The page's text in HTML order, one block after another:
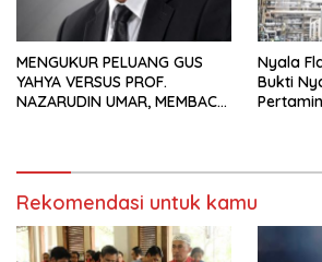
MENGUKUR PELUANG GUS
YAHYA VERSUS PROF.
NAZARUDIN UMAR, MEMBACA
Nyala
Bukti
Rekomendasi untuk kamu